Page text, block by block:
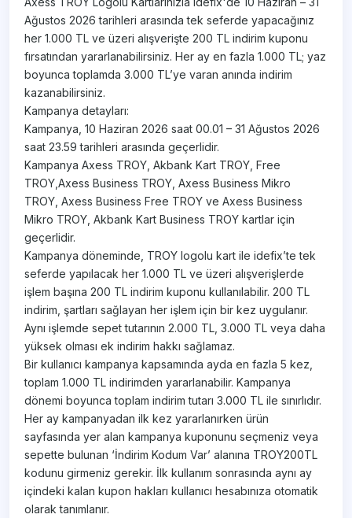
Ağustos 2026 tarihleri arasında tek seferde yapacağınız
her 1.000 TL ve üzeri alışverişte 200 TL indirim kuponu
fırsatından yararlanabilirsiniz. Her ay en fazla 1.000 TL; yaz
boyunca toplamda 3.000 TL’ye varan anında indirim
kazanabilirsiniz.
Kampanya detayları:
Kampanya, 10 Haziran 2026 saat 00.01 – 31 Ağustos 2026
saat 23.59 tarihleri arasında geçerlidir.
Kampanya Axess TROY, Akbank Kart TROY, Free
TROY,Axess Business TROY, Axess Business Mikro
TROY, Axess Business Free TROY ve Axess Business
Mikro TROY, Akbank Kart Business TROY kartlar için
geçerlidir.
Kampanya döneminde, TROY logolu kart ile idefix’te tek
seferde yapılacak her 1.000 TL ve üzeri alışverişlerde
işlem başına 200 TL indirim kuponu kullanılabilir. 200 TL
indirim, şartları sağlayan her işlem için bir kez uygulanır.
Aynı işlemde sepet tutarının 2.000 TL, 3.000 TL veya daha
yüksek olması ek indirim hakkı sağlamaz.
Bir kullanıcı kampanya kapsamında ayda en fazla 5 kez,
toplam 1.000 TL indirimden yararlanabilir. Kampanya
dönemi boyunca toplam indirim tutarı 3.000 TL ile sınırlıdır.
Her ay kampanyadan ilk kez yararlanırken ürün
sayfasında yer alan kampanya kuponunu seçmeniz veya
sepette bulunan ‘İndirim Kodum Var’ alanına TROY200TL
kodunu girmeniz gerekir. İlk kullanım sonrasında aynı ay
içindeki kalan kupon hakları kullanıcı hesabınıza otomatik
olarak tanımlanır.